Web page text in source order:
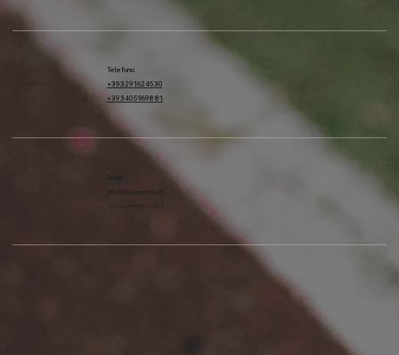
Telefono
+39 329 1624530
+39 340 5969881
Email
info@funsports.it